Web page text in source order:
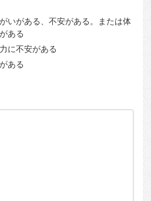
いがある、不安がある。または体
ある
に不安がある
ある